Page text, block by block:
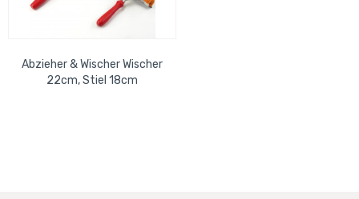
Abzieher & Wischer Wischer
22cm, Stiel 18cm